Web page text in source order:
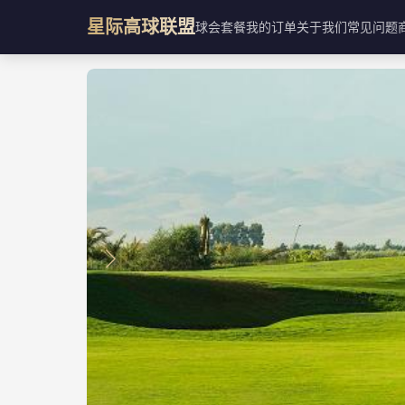
星际高球联盟球会套餐我的订单关于我们常见问题